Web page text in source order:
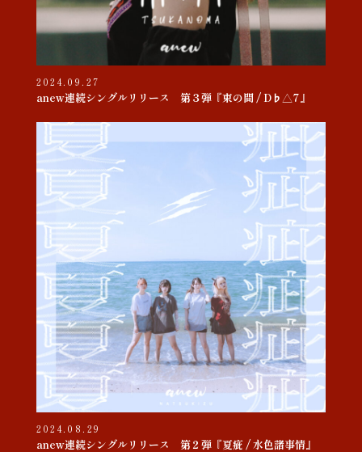
2024.09.27
anew連続シングルリリース 第３弾『束の間 / D♭△7』
2024.08.29
anew連続シングルリリース 第２弾『夏疵 / 水色諸事情』